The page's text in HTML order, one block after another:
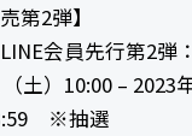
第2弾】
会員先行第2弾
土）10:00 – 2023
※抽選